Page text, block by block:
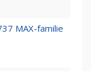
MAX-familie